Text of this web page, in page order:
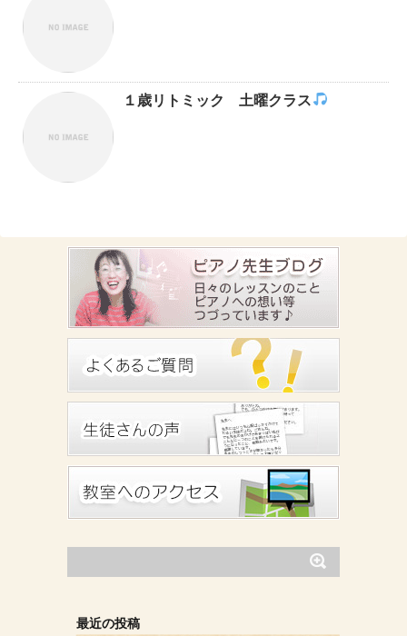
１歳リトミック 土曜クラス
最近の投稿